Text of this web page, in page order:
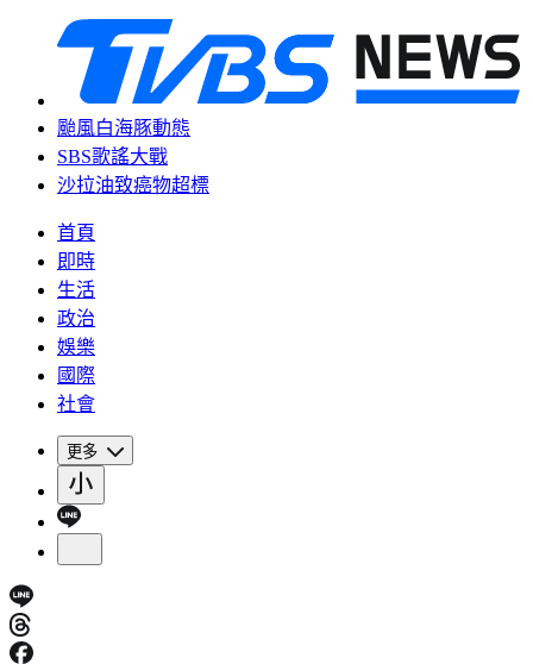
颱風白海豚動態
SBS歌謠大戰
沙拉油致癌物超標
首頁
即時
生活
政治
娛樂
國際
社會
更多